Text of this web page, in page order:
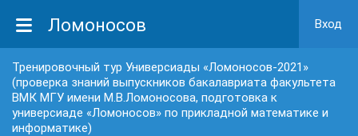
Ломоносов Вход
Тренировочный тур Универсиады «Ломоносов-2021»
(проверка знаний выпускников бакалавриата факультета
ВМК МГУ имени М.В.Ломоносова, подготовка к
универсиаде «Ломоносов» по прикладной математике и
информатике)